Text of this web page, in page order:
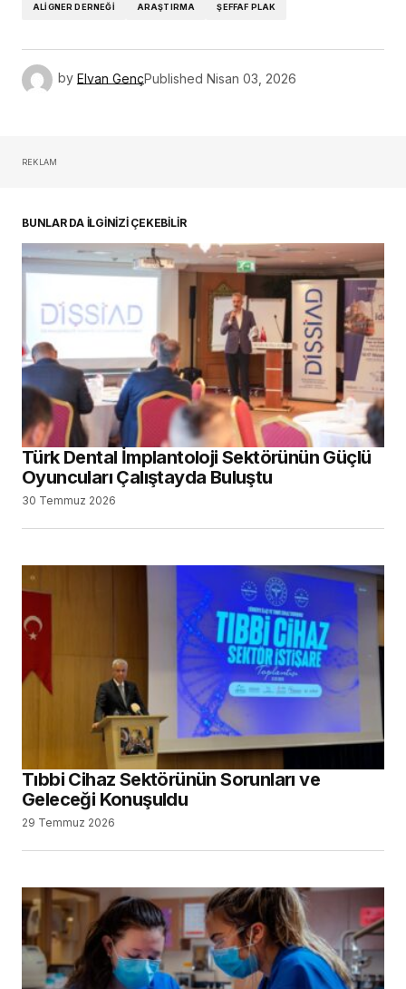
ALIGNER DERNEĞI ARAŞTIRMA ŞEFFAF PLAK
by Elvan GençPublished Nisan 03, 2026
REKLAM
BUNLAR DA İLGİNİZİ ÇEKEBİLİR
Türk Dental İmplantoloji Sektörünün Güçlü
Oyuncuları Çalıştayda Buluştu
30 Temmuz 2026
Tıbbi Cihaz Sektörünün Sorunları ve
Geleceği Konuşuldu
29 Temmuz 2026